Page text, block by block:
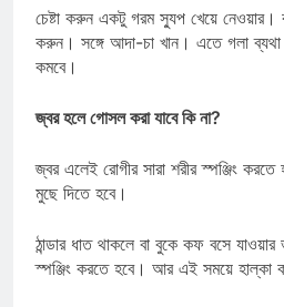
চেষ্টা করুন একটু গরম স্যুপ খেয়ে
করুন। সঙ্গে আদা-চা খান। এতে গলা ব্যথা
কমবে।
জ্বর হলে গোসল করা যাবে কি না?
জ্বর এলেই রোগীর সারা শরীর স্পঞ্জিং করতে
মুছে দিতে হবে।
ঠান্ডার ধাত থাকলে বা বুকে কফ বসে
স্পঞ্জিং করতে হবে। আর এই সময়ে হাল্কা